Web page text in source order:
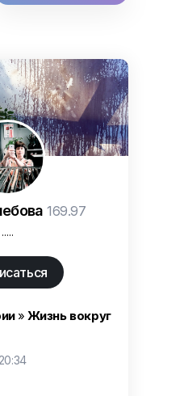
169.97
.....
» Жизнь вокруг